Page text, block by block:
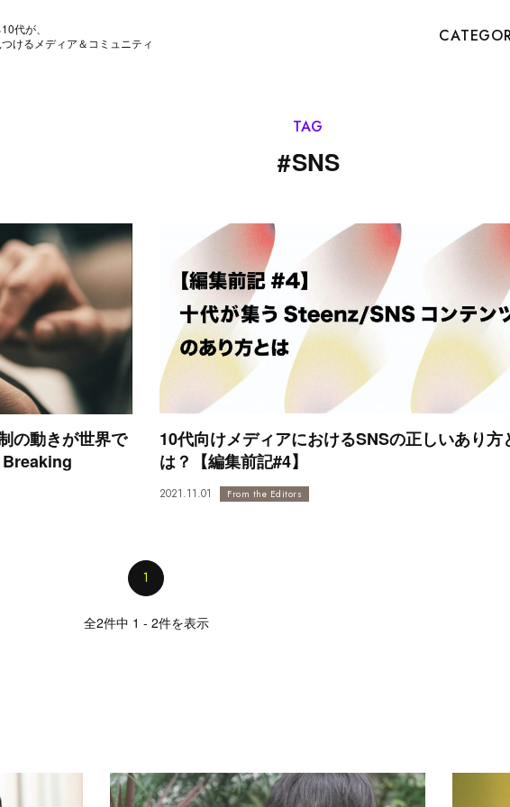
代が、
けるメディア＆コミュニティ
TAG
#SNS
の動きが世界で
Breaking
10代向けメディアにおけるSNSの正しいあり方
は？【編集前記#4】
2021.11.01 From the Editors
1
全2件中 1 - 2件を表示